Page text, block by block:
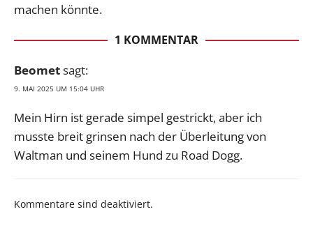
machen könnte.
1 KOMMENTAR
Beometsagt:
9. MAI 2025 UM 15:04 UHR
Mein Hirn ist gerade simpel gestrickt, aber ich
musste breit grinsen nach der Überleitung von
Waltman und seinem Hund zu Road Dogg.
Kommentare sind deaktiviert.